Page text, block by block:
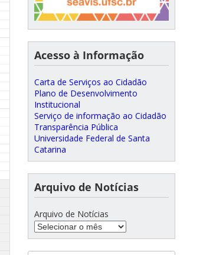
Acesso à Informação
Carta de Serviços ao Cidadão
Plano de Desenvolvimento
Institucional
Serviço de informação ao Cidadão
Transparência Pública
Universidade Federal de Santa
Catarina
Arquivo de Notícias
Arquivo de Notícias